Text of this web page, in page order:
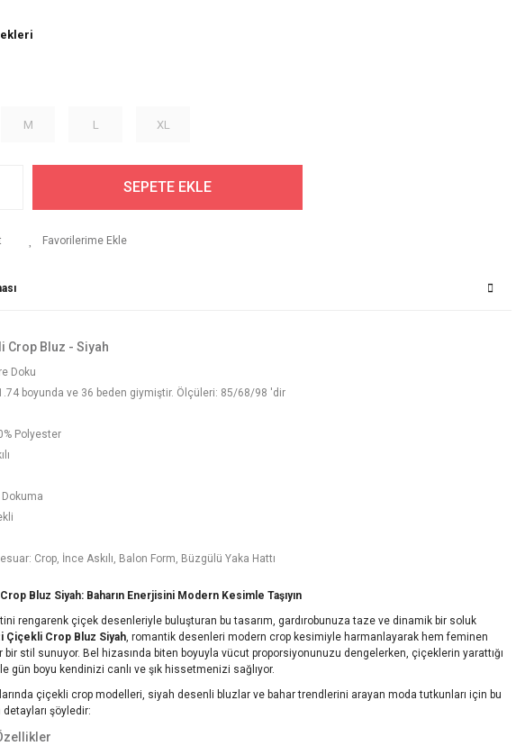
M L XL
SEPETE EKLE
Crop Bluz - Siyah
Doku
boyunda ve 36 beden giymiştir. Ölçüleri: 85/68/98 'dir
Polyester
Dokuma
Crop, İnce Askılı, Balon Form, Büzgülü Yaka Hattı
Bluz Siyah: Baharın Enerjisini Modern Kesimle Taşıyın
rengarenk çiçek desenleriyle buluşturan bu tasarım, gardırobunuza taze ve dinamik bir soluk
Çiçekli Crop Bluz Siyah, romantik desenleri modern crop kesimiyle harmanlayarak hem feminen
bir stil sunuyor. Bel hizasında biten boyuyla vücut proporsiyonunuzu dengelerken, çiçeklerin yarattığı
gün boyu kendinizi canlı ve şık hissetmenizi sağlıyor.
çiçekli crop modelleri, siyah desenli bluzlar ve bahar trendlerini arayan moda tutkunları için bu
detayları şöyledir: